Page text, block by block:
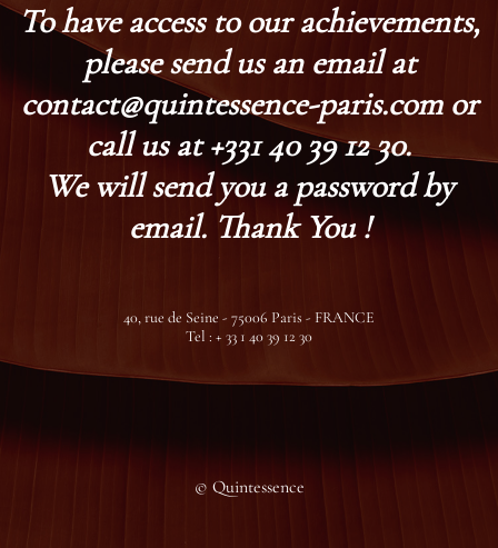
To have access to our achievements,
please send us an email at
contact@quintessence-paris.com or
call us at +331 40 39 12 30.
We will send you a password by
email. Thank You !
40, rue de Seine - 75006 Paris - FRANCE
Tel : + 33 1 40 39 12 30
© Quintessence